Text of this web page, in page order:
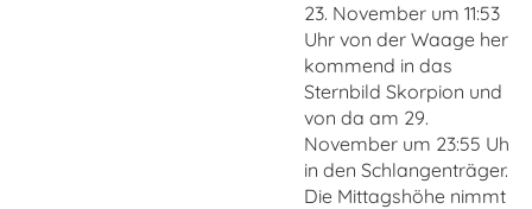
23. November um 11:53
Uhr von der Waage her
kommend in das
Sternbild Skorpion und
von da am 29.
November um 23:55 Uhr
in den Schlangenträger.
Die Mittagshöhe nimmt